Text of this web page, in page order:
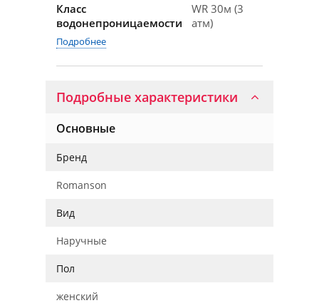
Класс
водонепроницаемости
WR 30м (3
атм)
Подробнее
Подробные характеристики
Основные
Бренд
Romanson
Вид
Наручные
Пол
женский